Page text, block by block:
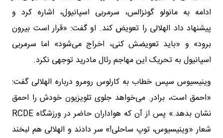
ادامه به مانولو گونزالس، سرمربی اسپانیول، اشاره کرد و
پیشنهاد داد الهلالی را تعویض کند. او گفت: «قرار است بیرون
برود» و «باید تعویضش کنی، اخراج می‌شود» اما سرمربی
اسپانیول به تحریک این مهاجم رئال مادرید توجهی نکرد.
وینیسیوس سپس خطاب به کارلوس رومرو درباره الهلالی گفت:
«احمق است، برادر. می‌خواهد جلوی تلویزیون خودش را احمق
نشان بدهد.» پس از آن‌ که هواداران حاضر در ورزشگاه RCDE
شعار «وینیسیوس، توپ ساحلی!» سر دادند و الهلالی هم لبخند